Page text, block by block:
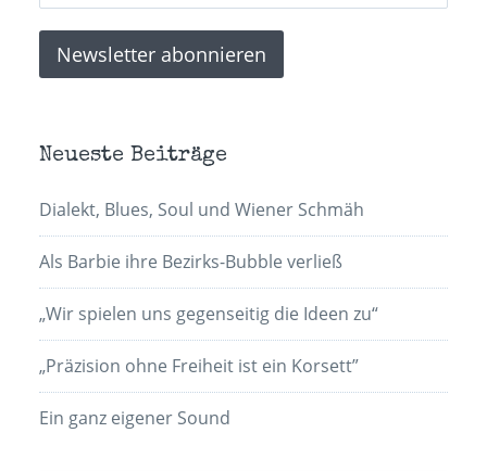
Neueste Beiträge
Dialekt, Blues, Soul und Wiener Schmäh
Als Barbie ihre Bezirks-Bubble verließ
„Wir spielen uns gegenseitig die Ideen zu“
„Präzision ohne Freiheit ist ein Korsett”
Ein ganz eigener Sound